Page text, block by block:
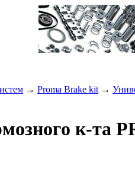
→ Proma Brake kit →
к-та